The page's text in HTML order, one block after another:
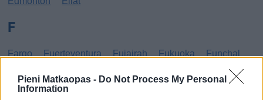
Pieni Matkaopas - Do Not Process My Personal
Information
F
Fargo Fuerteventura Fujairah Fukuoka Funchal